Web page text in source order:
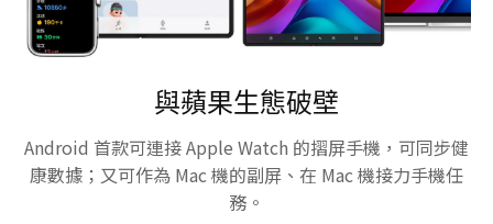
與蘋果生態破壁
Android 首款可連接 Apple Watch 的摺屏手機，可同步健
康數據；又可作為 Mac 機的副屏、在 Mac 機接力手機任
務。